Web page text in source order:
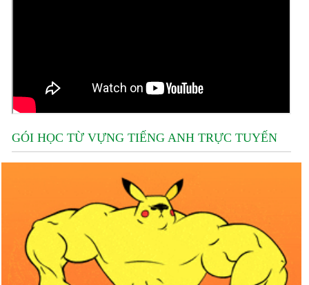
GÓI HỌC TỪ VỰNG TIẾNG ANH TRỰC TUYẾN